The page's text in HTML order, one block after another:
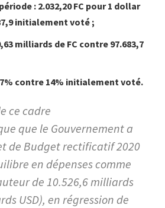
: 2.032,20 FC pour 1 dollar
initialement voté ;
milliards de FC contre 97.683,7
contre 14% initialement voté.
ce cadre
que le Gouvernement a
de Budget rectificatif 2020
en dépenses comme
de 10.526,6 milliards
USD), en régression de